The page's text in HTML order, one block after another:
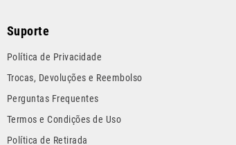
Suporte
Política de Privacidade
Trocas, Devoluções e Reembolso
Perguntas Frequentes
Termos e Condições de Uso
Política de Retirada